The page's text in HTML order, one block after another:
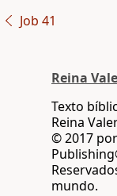
Job 41
Reina
Texto
Reina
© 2017
mundo.